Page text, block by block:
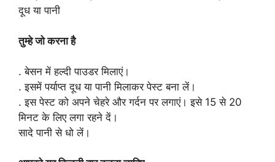
दूध या पानी
तुम्हे जो करना है
. बेसन में हल्दी पाउडर मिलाएं।
. इसमें पर्याप्त दूध या पानी मिलाकर पेस्ट बना लें।
. इस पेस्ट को अपने चेहरे और गर्दन पर लगाएं। इसे 15 से 20
मिनट के लिए लगा रहने दें।
सादे पानी से धो लें।